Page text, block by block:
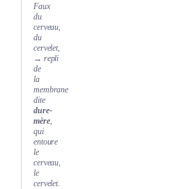
Faux
du
cerveau,
du
cervelet,
→ repli
de
la
membrane
dite
dure-
mère,
qui
entoure
le
cerveau,
le
cervelet.